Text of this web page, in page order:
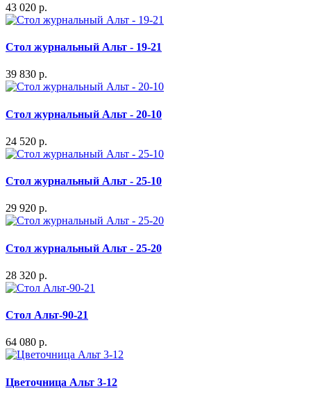
43 020 р.
Стол журнальный Альт - 19-21
39 830 р.
Стол журнальный Альт - 20-10
24 520 р.
Стол журнальный Альт - 25-10
29 920 р.
Стол журнальный Альт - 25-20
28 320 р.
Стол Альт-90-21
64 080 р.
Цветочница Альт 3-12